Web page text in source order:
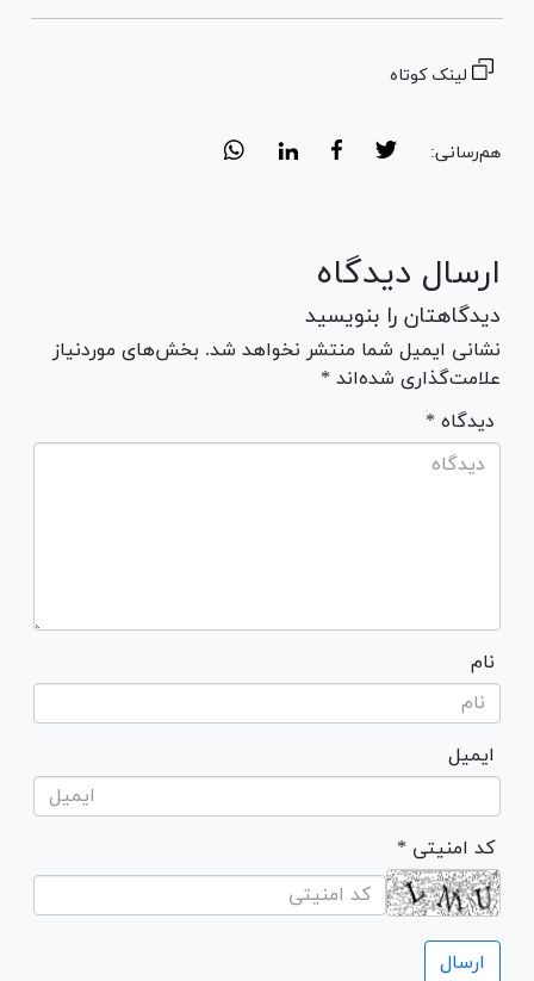
لینک کوتاه
هم‌رسانی:
ارسال دیدگاه
دیدگاهتان را بنویسید
نشانی ایمیل شما منتشر نخواهد شد. بخش‌های موردنیاز
علامت‌گذاری شده‌اند *
* دیدگاه
نام
ایمیل
* کد امنیتی